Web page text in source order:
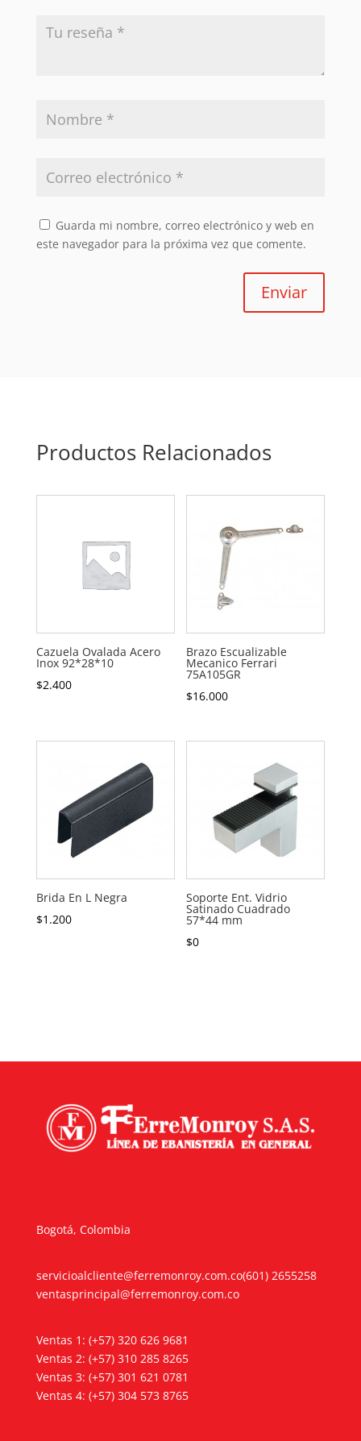
Guarda mi nombre, correo electrónico y web en
este navegador para la próxima vez que comente.
Enviar
Productos Relacionados
Cazuela Ovalada Acero
Inox 92*28*10
$2.400
Brazo Escualizable
Mecanico Ferrari
75A105GR
$16.000
Brida En L Negra
$1.200
Soporte Ent. Vidrio
Satinado Cuadrado
57*44 mm
$0
Bogotá, Colombia
servicioalcliente@ferremonroy.com.co
ventasprincipal@ferremonroy.com.co
(601) 2655258
Ventas 1: (+57) 320 626 9681
Ventas 2: (+57) 310 285 8265
Ventas 3: (+57) 301 621 0781
Ventas 4: (+57) 304 573 8765